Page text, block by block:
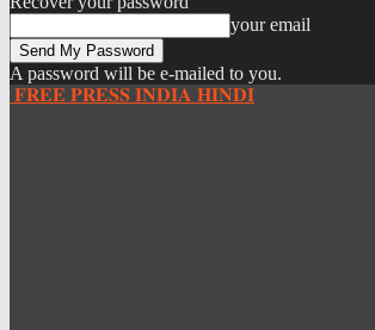
your email
A password will be e-mailed to you.
𝐅𝐑𝐄𝐄 𝐏𝐑𝐄𝐒𝐒 𝐈𝐍𝐃𝐈𝐀 𝐇𝐈𝐍𝐃𝐈